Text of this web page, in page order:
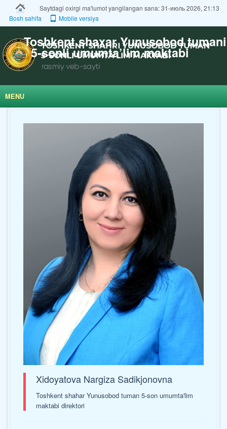
Saytdagi oxirgi ma'lumot yangilangan sana: 31-июль 2026, 21:13
Bosh sahifa
Mobile versiya
Toshkent shaxar Yunusobod tumani
5-sonli umumta’lim maktabi
MENU
Xidoyatova Nargiza Sadikjonovna
Toshkent shahar Yunusobod tuman 5-son umumta'lim
maktabi direktori